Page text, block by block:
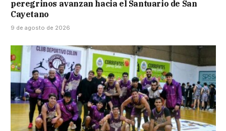
peregrinos avanzan hacia el Santuario de San
Cayetano
9 de agosto de 2026